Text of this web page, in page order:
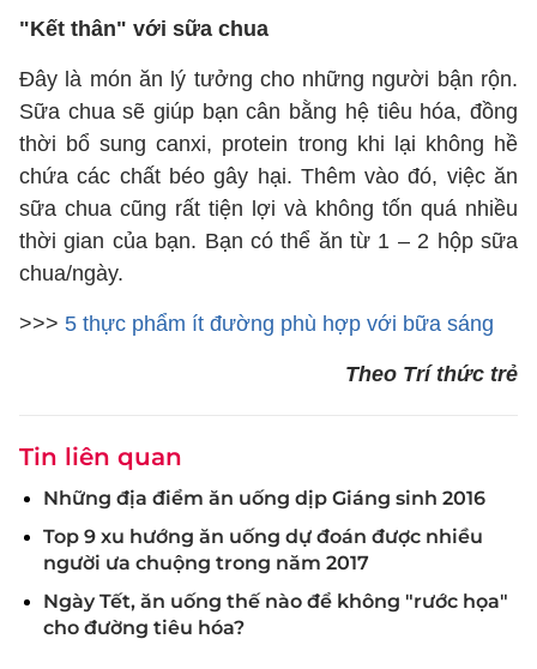
"Kết thân" với sữa chua
Đây là món ăn lý tưởng cho những người bận rộn.
Sữa chua sẽ giúp bạn cân bằng hệ tiêu hóa, đồng
thời bổ sung canxi, protein trong khi lại không hề
chứa các chất béo gây hại. Thêm vào đó, việc ăn
sữa chua cũng rất tiện lợi và không tốn quá nhiều
thời gian của bạn. Bạn có thể ăn từ 1 – 2 hộp sữa
chua/ngày.
>>> 5 thực phẩm ít đường phù hợp với bữa sáng
Theo Trí thức trẻ
Tin liên quan
Những địa điểm ăn uống dịp Giáng sinh 2016
Top 9 xu hướng ăn uống dự đoán được nhiều
người ưa chuộng trong năm 2017
Ngày Tết, ăn uống thế nào để không "rước họa"
cho đường tiêu hóa?